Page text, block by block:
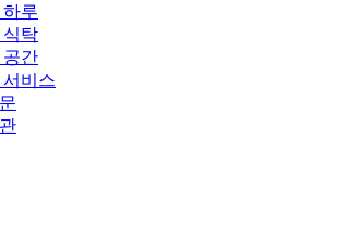
루
식탁
공간
비스